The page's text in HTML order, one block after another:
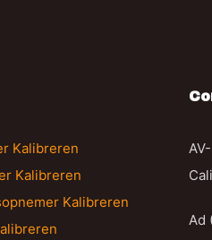
Kalibreren
Kalibreren
Kalibreren
Ad